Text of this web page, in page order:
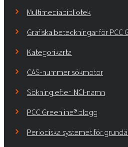
Multimediabibliotek
Grafiska beteckningar för PCC
Kategorikarta
CAS-nummer sökmotor
Sökning efter INCI-namn
PCC Greenline® blogg
Periodiska systemet för